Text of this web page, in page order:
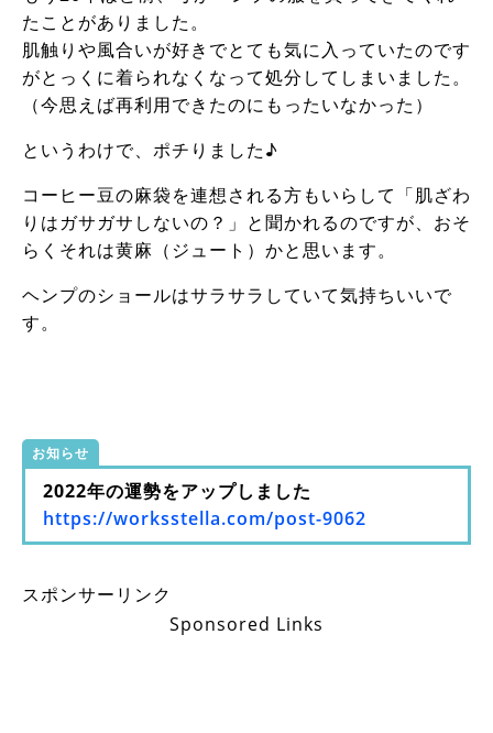
たことがありました。
肌触りや風合いが好きでとても気に入っていたのです
がとっくに着られなくなって処分してしまいました。
（今思えば再利用できたのにもったいなかった）
というわけで、ポチりました♪
コーヒー豆の麻袋を連想される方もいらして「肌ざわ
りはガサガサしないの？」と聞かれるのですが、おそ
らくそれは黄麻（ジュート）かと思います。
ヘンプのショールはサラサラしていて気持ちいいで
す。
お知らせ
2022年の運勢をアップしました
https://worksstella.com/post-9062
スポンサーリンク
Sponsored Links